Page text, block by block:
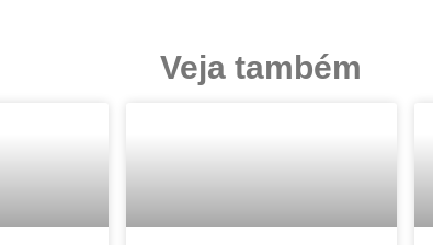
Veja também